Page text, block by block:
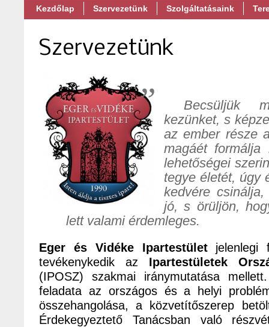
Kezdőlap Szervezetünk Szolgáltatásaink
Szervezetünk
Becsüljük
kezünket, s
az ember része
magáét formálja
lehetőségei
tegye életét, úgy
kedvére
jó, s örüljön,
lett valami érdemleges.
Eger és Vidéke Ipartestületjelenlegi
tevékenykedik az Ipartestületek
(IPOSZ) szakmai iránymutatása
feladata az országos és a helyi
összehangolása, a közvetítőszerep
Érdekegyeztető Tanácsban való